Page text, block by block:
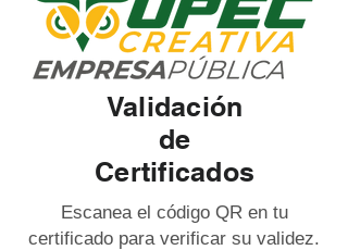
Validación
de
Certificados
Escanea el código QR en tu
certificado para verificar su validez.